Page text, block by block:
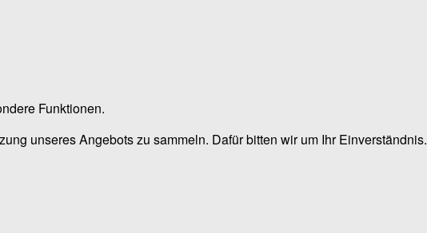
Funktionen.
unseres Angebots zu sammeln. Dafür bitten wir um Ihr Einverständnis.